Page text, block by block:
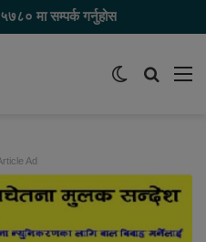
मा सम्पर्क गर्नुहोस
समाचार
Switch
Ad